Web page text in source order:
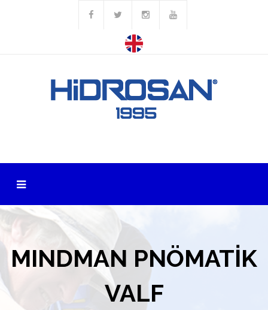
MINDMAN PNÖMATİK
VALF